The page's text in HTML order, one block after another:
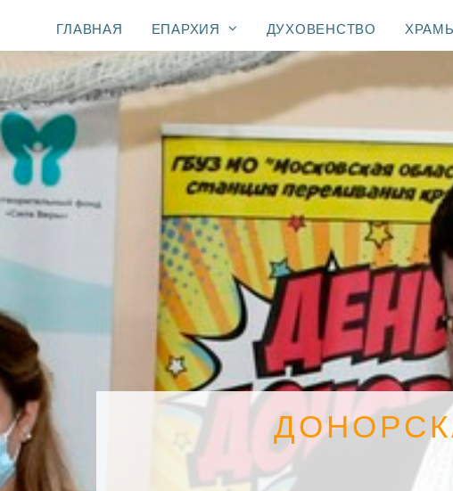
ГЛАВНАЯ ЕПАРХИЯ ДУХОВЕНСТВО